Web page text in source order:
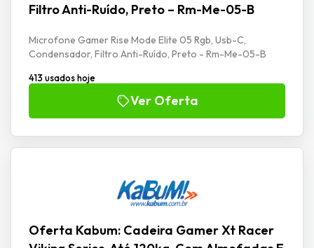
Filtro Anti-Ruído, Preto – Rm-Me-05-B
Microfone Gamer Rise Mode Elite 05 Rgb, Usb-C,
Condensador, Filtro Anti-Ruído, Preto - Rm-Me-05-B
413 usados hoje
Ver Oferta
Oferta Kabum: Cadeira Gamer Xt Racer